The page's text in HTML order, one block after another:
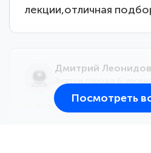
лекции,отличная
Дмитрий
Посмотреть